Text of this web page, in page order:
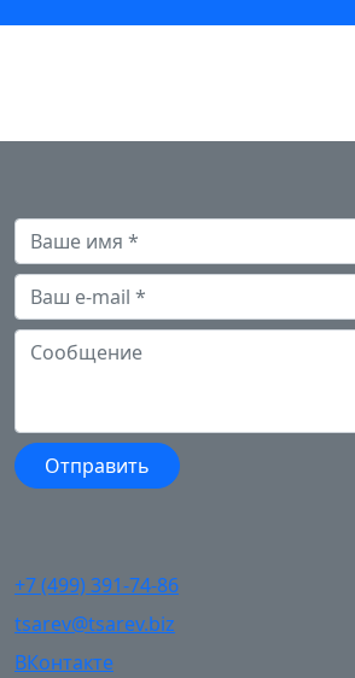
+7 (499) 391-74-86
tsarev@tsarev.biz
ВКонтакте